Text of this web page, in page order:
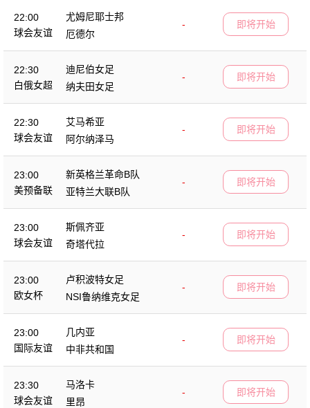
22:00
球会友谊
尤姆尼耶士邦
-
厄德尔
即将开始
22:30
白俄女超
迪尼伯女足
-
纳夫田女足
即将开始
22:30
球会友谊
艾马希亚
-
阿尔纳泽马
即将开始
23:00
美预备联
新英格兰革命B队
-
亚特兰大联B队
即将开始
23:00
球会友谊
斯佩齐亚
-
奇塔代拉
即将开始
23:00
欧女杯
卢积波特女足
-
NSI鲁纳维克女足
即将开始
23:00
国际友谊
几内亚
-
中非共和国
即将开始
23:30
球会友谊
马洛卡
-
里昂
即将开始